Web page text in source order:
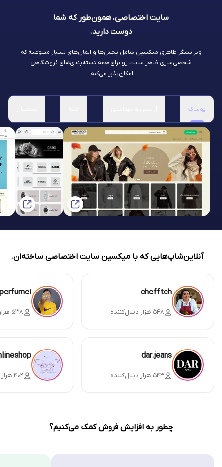
سایت اختصاصی، همون‌طور که شما
دوست دارید.
ویرایشگر ظاهری میکسین شامل بخش‌ها و المان‌های بسیار متنوعیه که
شخصی‌سازی ظاهر سایت رو برای همه دسته‌بندی‌های فروشگاهی
امکان‌پذیر می‌کنه.
پوشاک
آنلاین‌شاپ‌هایی که با میکسین سایت اختصاصی ساخته‌ان.
cheffteh
۵۴۸ هزار دنبال‌کننده ۵۳۸ هزار دنبال‌کننده
dar.jeans
۵۴۳ هزار دنبال‌کننده ۴۰۲ هزار دنبال‌کننده
چطور به افزایش فروش کمک می‌کنیم؟